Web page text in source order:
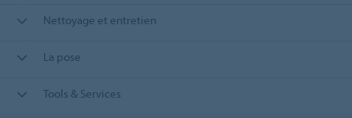
Nettoyage et entretien
La pose
Tools & Services